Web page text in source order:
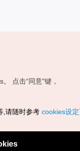
点击“同意"键，
,请随时参考 cookies设